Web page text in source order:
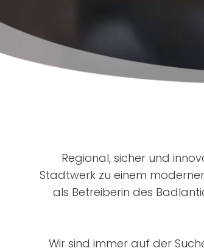
Regional, sicher und
Stadtwerk zu einem
als Betreiberin des
Wir sind immer auf der